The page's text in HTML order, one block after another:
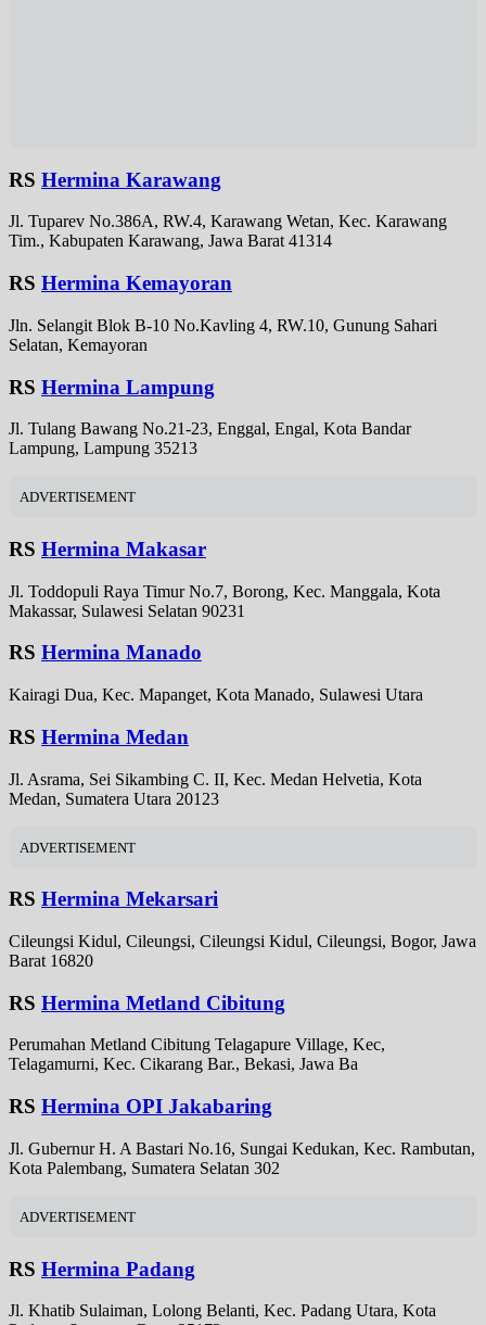
RS Hermina Karawang
Jl. Tuparev No.386A, RW.4, Karawang Wetan, Kec. Karawang
Tim., Kabupaten Karawang, Jawa Barat 41314
RS Hermina Kemayoran
Jln. Selangit Blok B-10 No.Kavling 4, RW.10, Gunung Sahari
Selatan, Kemayoran
RS Hermina Lampung
Jl. Tulang Bawang No.21-23, Enggal, Engal, Kota Bandar
Lampung, Lampung 35213
ADVERTISEMENT
RS Hermina Makasar
Jl. Toddopuli Raya Timur No.7, Borong, Kec. Manggala, Kota
Makassar, Sulawesi Selatan 90231
RS Hermina Manado
Kairagi Dua, Kec. Mapanget, Kota Manado, Sulawesi Utara
RS Hermina Medan
Jl. Asrama, Sei Sikambing C. II, Kec. Medan Helvetia, Kota
Medan, Sumatera Utara 20123
ADVERTISEMENT
RS Hermina Mekarsari
Cileungsi Kidul, Cileungsi, Cileungsi Kidul, Cileungsi, Bogor, Jawa
Barat 16820
RS Hermina Metland Cibitung
Perumahan Metland Cibitung Telagapure Village, Kec,
Telagamurni, Kec. Cikarang Bar., Bekasi, Jawa Ba
RS Hermina OPI Jakabaring
Jl. Gubernur H. A Bastari No.16, Sungai Kedukan, Kec. Rambutan,
Kota Palembang, Sumatera Selatan 302
ADVERTISEMENT
RS Hermina Padang
Jl. Khatib Sulaiman, Lolong Belanti, Kec. Padang Utara, Kota